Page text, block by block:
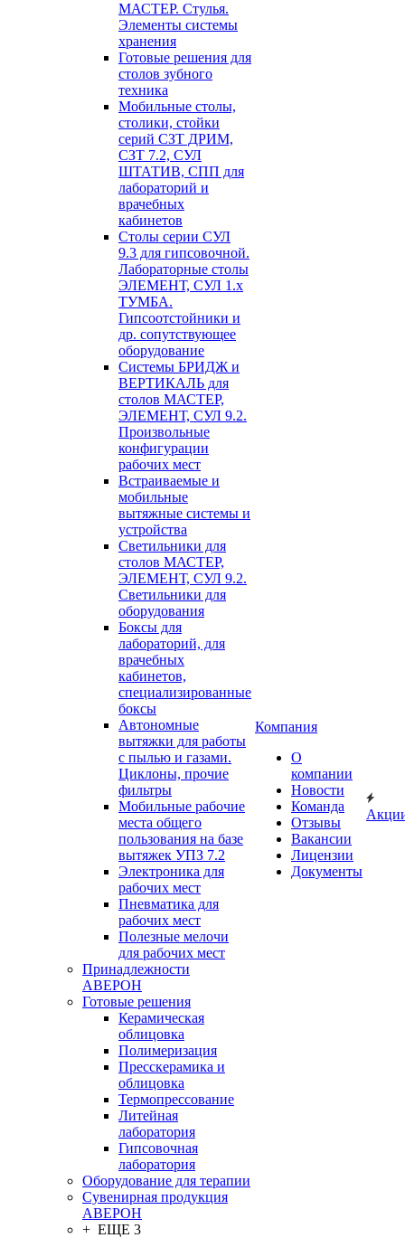
МАСТЕР. Стулья.
Элементы системы
хранения
Готовые решения для
столов зубного
техника
Мобильные столы,
столики, стойки
серий СЗТ ДРИМ,
СЗТ 7.2, СУЛ
ШТАТИВ, СПП для
лабораторий и
врачебных
кабинетов
Столы серии СУЛ
9.3 для гипсовочной.
Лабораторные столы
ЭЛЕМЕНТ, СУЛ 1.х
ТУМБА.
Гипсоотстойники и
др. сопутствующее
оборудование
Системы БРИДЖ и
ВЕРТИКАЛЬ для
столов МАСТЕР,
ЭЛЕМЕНТ, СУЛ 9.2.
Произвольные
конфигурации
рабочих мест
Встраиваемые и
мобильные
вытяжные системы и
устройства
Светильники для
столов МАСТЕР,
ЭЛЕМЕНТ, СУЛ 9.2.
Светильники для
оборудования
Боксы для
лабораторий, для
врачебных
кабинетов,
специализированные
боксы
Автономные
вытяжки для работы
с пылью и газами.
Циклоны, прочие
фильтры
Мобильные рабочие
места общего
пользования на базе
вытяжек УПЗ 7.2
Электроника для
рабочих мест
Пневматика для
рабочих мест
Полезные мелочи
для рабочих мест
Принадлежности
АВЕРОН
Готовые решения
Керамическая
облицовка
Полимеризация
Пресскерамика и
облицовка
Термопрессование
Литейная
лаборатория
Гипсовочная
лаборатория
Оборудование для терапии
Сувенирная продукция
АВЕРОН
+ ЕЩЕ 3
Компания
О
компании
Новости
Команда
Отзывы
Вакансии
Лицензии
Документы